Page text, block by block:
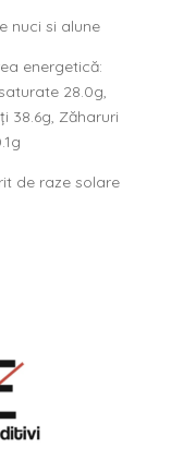
nuci si alune
energetică:
28.0g,
38.6g, Zăharuri
de raze solare